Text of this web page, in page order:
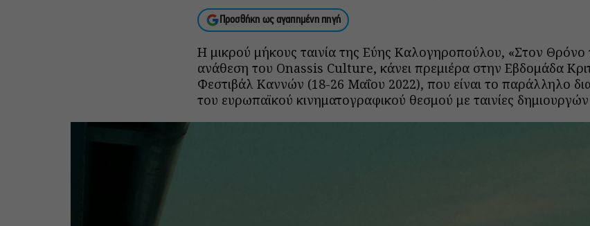
Προσθήκη ως αγαπημένη πηγή
Η μικρού μήκους ταινία της Εύης Καλογηροπούλου, «Στον Θρόνο
ανάθεση του Onassis Culture, κάνει πρεμιέρα στην Εβδομάδα
Φεστιβάλ Καννών (18-26 Μαΐου 2022), που είναι το παράλληλο
του ευρωπαϊκού κινηματογραφικού θεσμού με ταινίες